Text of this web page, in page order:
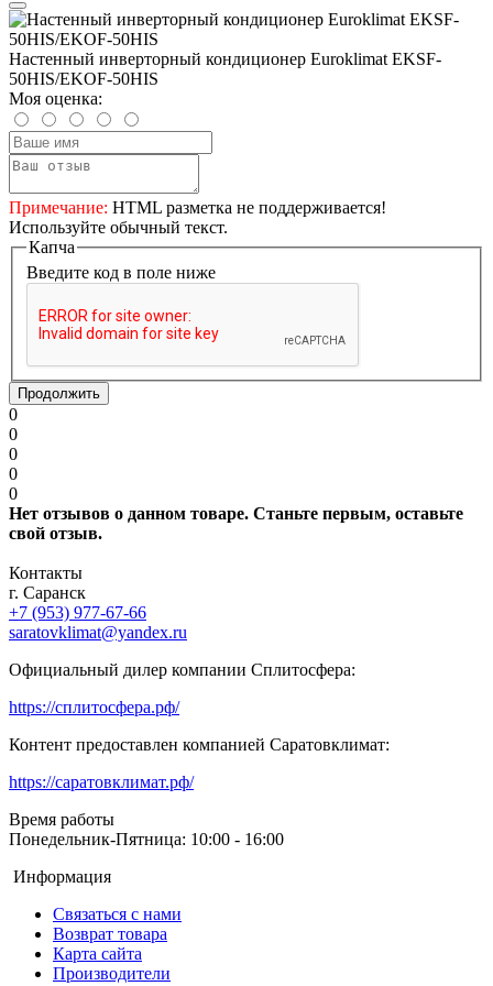
Настенный инверторный кондиционер Euroklimat EKSF-
50HIS/EKOF-50HIS
Моя оценка:
Примечание: HTML разметка не поддерживается!
Используйте обычный текст.
Капча
Введите код в поле ниже
Продолжить
0
0
0
0
0
Нет отзывов о данном товаре. Станьте первым, оставьте
свой отзыв.
Контакты
г. Саранск
+7 (953) 977-67-66
saratovklimat@yandex.ru
Официальный дилер компании Сплитосфера:
https://сплитосфера.рф/
Контент предоставлен компанией Саратовклимат:
https://саратовклимат.рф/
Время работы
Понедельник-Пятница: 10:00 - 16:00
Информация
Связаться с нами
Возврат товара
Карта сайта
Производители